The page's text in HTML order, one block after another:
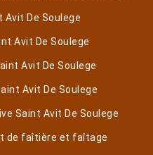
Avit De Soulege
Avit De Soulege
Avit De Soulege
Avit De Soulege
Saint Avit De Soulege
de faîtière et faîtage